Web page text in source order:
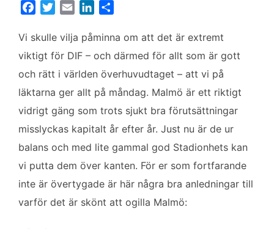
c
e
b
o
o
k
i
t
e
a
i
n
k
d
I
n
l
a
Vi skulle vilja påminna om att det är extremt
viktigt för DIF – och därmed för allt som är gott
och rätt i världen överhuvudtaget – att vi på
läktarna ger allt på måndag. Malmö är ett riktigt
vidrigt gäng som trots sjukt bra förutsättningar
misslyckas kapitalt år efter år. Just nu är de ur
balans och med lite gammal god Stadionhets kan
vi putta dem över kanten. För er som fortfarande
inte är övertygade är här några bra anledningar till
varför det är skönt att ogilla Malmö: